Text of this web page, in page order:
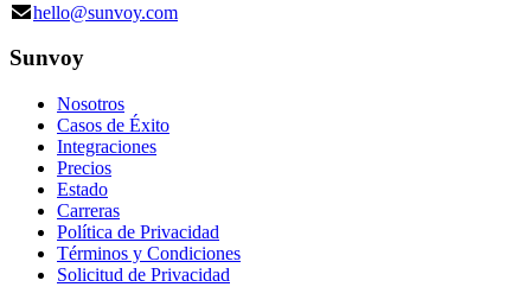
hello@sunvoy.com
Sunvoy
Nosotros
Casos de Éxito
Integraciones
Precios
Estado
Carreras
Política de Privacidad
Términos y Condiciones
Solicitud de Privacidad